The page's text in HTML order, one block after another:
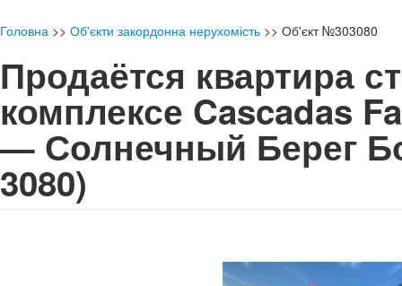
Головна >> Об'єкти закордонна нерухомість >> Об'єкт №303080
Продаётся квартира
комплексе Cascadas
— Солнечный Берег
3080)